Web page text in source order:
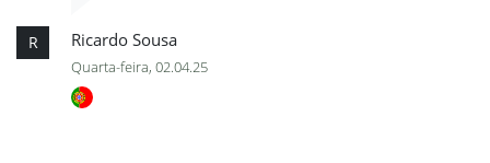
R Ricardo Sousa
Quarta-feira, 02.04.25